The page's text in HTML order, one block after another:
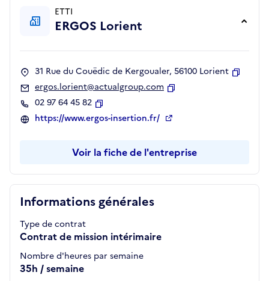
Informations générales
Type de contrat
Contrat de mission intérimaire
Nombre d'heures par semaine
35h / semaine
ETTI
ERGOS Lorient
31 Rue du Couëdic de Kergoualer, 56100 Lorient
ergos.lorient@actualgroup.com
02 97 64 45 82
Copier
https://www.ergos-insertion.fr/
Voir la fiche de l'entreprise